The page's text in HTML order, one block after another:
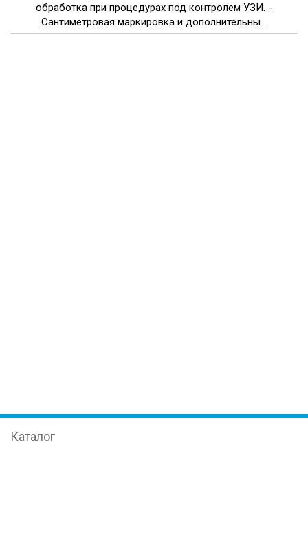
обработка при процедурах под контролем УЗИ. -
Сантиметровая маркировка и дополнительны...
Каталог